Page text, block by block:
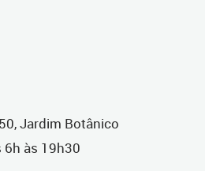
Jardim Botânico
6h às 19h30